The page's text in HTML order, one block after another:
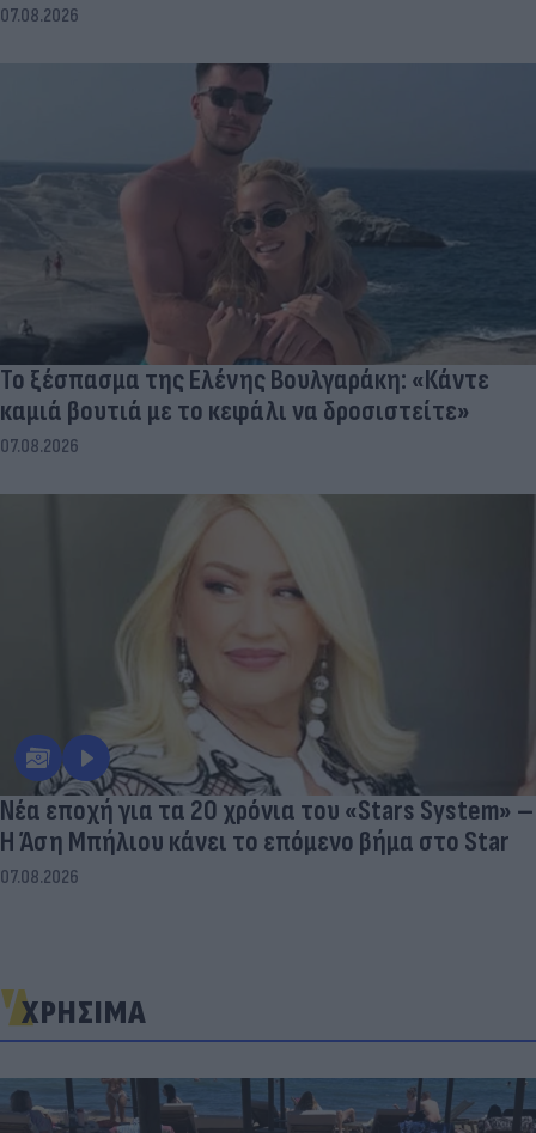
07.08.2026
Το ξέσπασμα της Ελένης Βουλγαράκη: «Κάντε
καμιά βουτιά με το κεφάλι να δροσιστείτε»
07.08.2026
Νέα εποχή για τα 20 χρόνια του «Stars System» –
Η Άση Μπήλιου κάνει το επόμενο βήμα στο Star
07.08.2026
ΧΡΗΣΙΜΑ